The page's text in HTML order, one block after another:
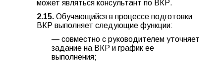
может являться консультант по ВКР.
2.15. Обучающийся в процессе подготовки
ВКР выполняет следующие функции:
— совместно с руководителем уточняет
задание на ВКР и график ее
выполнения;